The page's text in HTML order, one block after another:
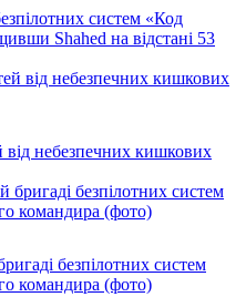
систем «Код
Shahed на відстані 53
від небезпечних кишкових
безпілотних систем
командира (фото)